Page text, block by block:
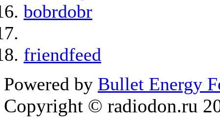
bobrdobr
friendfeed
Powered by Bullet Energy
Copyright © radiodon.ru